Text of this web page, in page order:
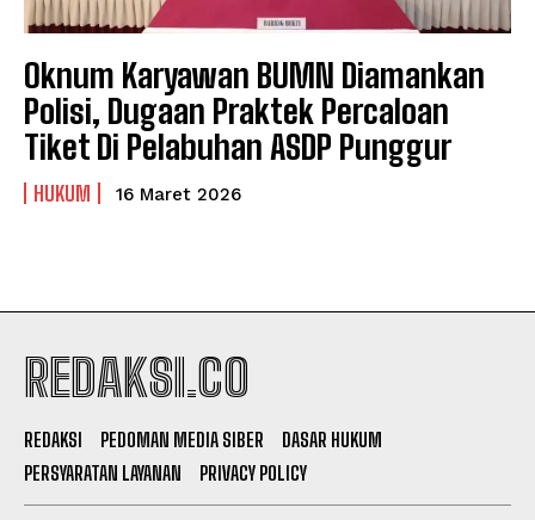
Oknum Karyawan BUMN Diamankan
Polisi, Dugaan Praktek Percaloan
Tiket Di Pelabuhan ASDP Punggur
HUKUM 16 Maret 2026
REDAKSI.CO
REDAKSI PEDOMAN MEDIA SIBER
DASAR HUKUM
PERSYARATAN LAYANAN
PRIVACY POLICY